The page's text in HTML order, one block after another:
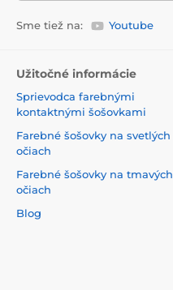
Sme tiež na: Youtube
Užitočné informácie
Sprievodca farebnými
kontaktnými šošovkami
Farebné šošovky na svetlých
očiach
Farebné šošovky na tmavých
očiach
Blog